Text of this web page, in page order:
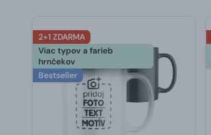
2+1 ZDARMA
Viac typov a farieb
hrnčekov
Bestseller